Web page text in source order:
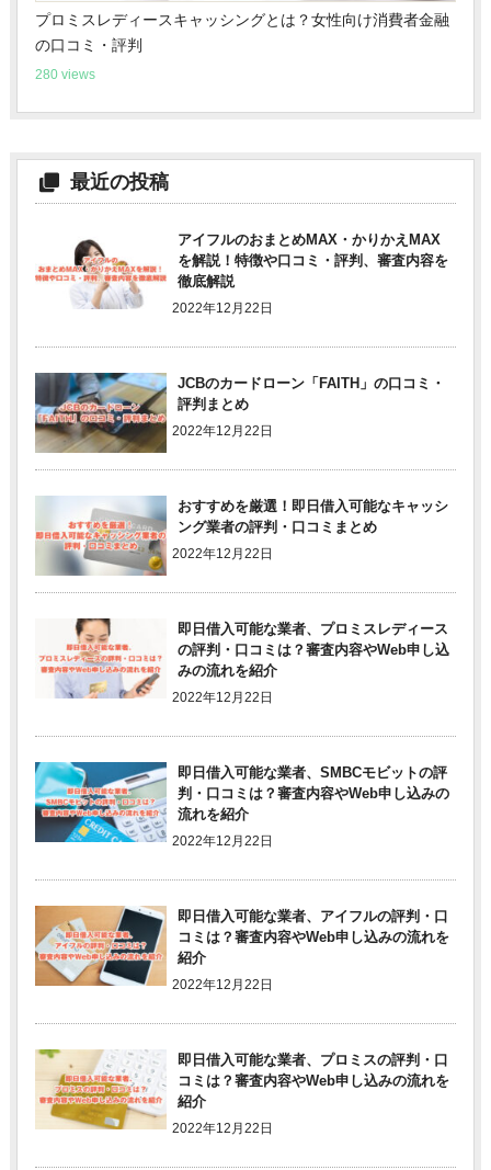
プロミスレディースキャッシングとは？女性向け消費者金融
の口コミ・評判
280 views
最近の投稿
アイフルのおまとめMAX・かりかえMAX
を解説！特徴や口コミ・評判、審査内容を
徹底解説
2022年12月22日
JCBのカードローン「FAITH」の口コミ・
評判まとめ
2022年12月22日
おすすめを厳選！即日借入可能なキャッシ
ング業者の評判・口コミまとめ
2022年12月22日
即日借入可能な業者、プロミスレディース
の評判・口コミは？審査内容やWeb申し込
みの流れを紹介
2022年12月22日
即日借入可能な業者、SMBCモビットの評
判・口コミは？審査内容やWeb申し込みの
流れを紹介
2022年12月22日
即日借入可能な業者、アイフルの評判・口
コミは？審査内容やWeb申し込みの流れを
紹介
2022年12月22日
即日借入可能な業者、プロミスの評判・口
コミは？審査内容やWeb申し込みの流れを
紹介
2022年12月22日